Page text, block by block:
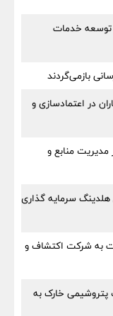
توسعه خدمات
بازمی‌گردند
در اعتمادسازی و
منابع و
سرمایه گذاری
ریال خسارت به شرکت اکتشاف و
پتروشیمی خارک به